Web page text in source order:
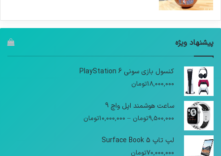
پیشنهاد ویژه
کنسول بازی سونی PlayStation 6
18,000,000تومان
ساعت هوشمند اپل واچ 9
9,500,000تومان –
10,000,000تومان
لپ تاپ Surface Book 5
70,000,000تومان